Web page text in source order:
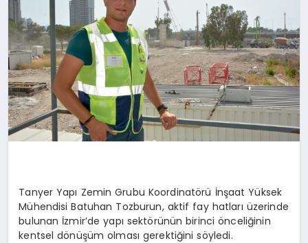
Tanyer Yapı Zemin Grubu Koordinatörü İnşaat Yüksek
Mühendisi Batuhan Tozburun, aktif fay hatları üzerinde
bulunan İzmir’de yapı sektörünün birinci önceliğinin
kentsel dönüşüm olması gerektiğini söyledi.